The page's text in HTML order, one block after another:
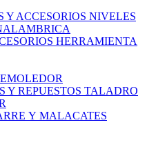
Y ACCESORIOS NIVELES
HERRAMIENTA
Y REPUESTOS TALADRO
Y MALACATES